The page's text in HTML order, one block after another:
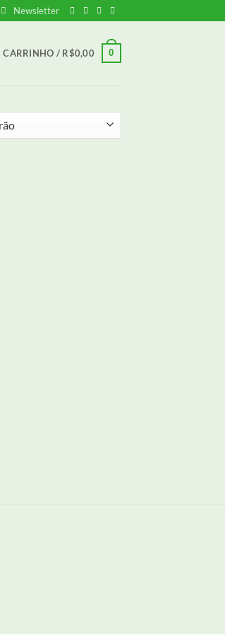
Newsletter
CARRINHO / R$0,00 0